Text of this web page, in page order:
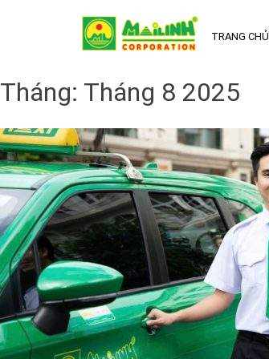
TRANG CHỦ
Tháng: Tháng 8 2025